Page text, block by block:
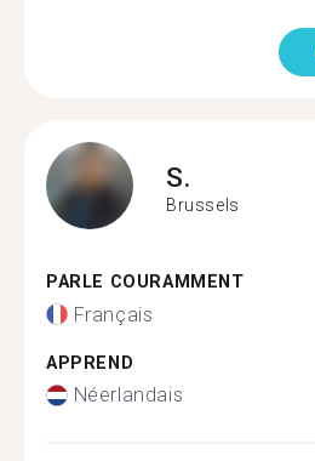
S.
Brussels
PARLE COURAMMENT
Français
APPREND
Néerlandais